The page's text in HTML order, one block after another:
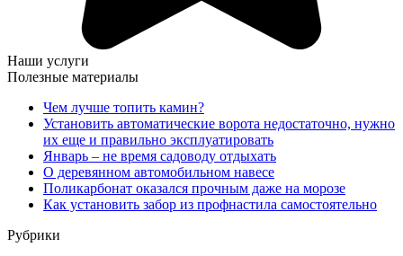
Наши услуги
Полезные материалы
Чем лучше топить камин?
Установить автоматические ворота недостаточно, нужно
их еще и правильно эксплуатировать
Январь – не время садоводу отдыхать
О деревянном автомобильном навесе
Поликарбонат оказался прочным даже на морозе
Как установить забор из профнастила самостоятельно
Рубрики